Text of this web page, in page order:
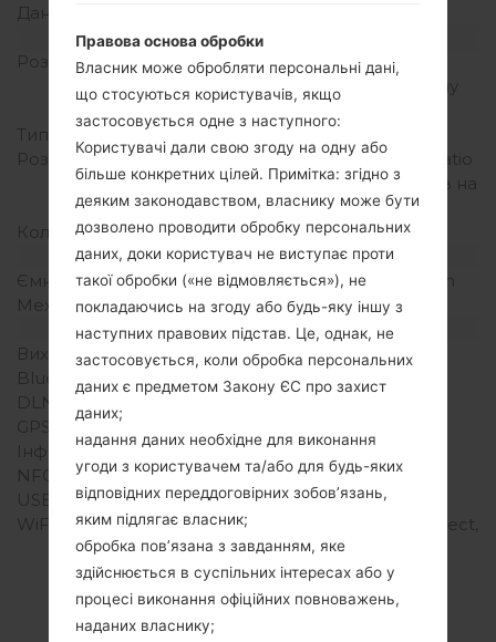
Дані
Дисплей
Розмір екрану
2.8 in, 23.3 cm2 (~36.3%
співвідношення екрану
до тіла)
Тип екрану
TFT сенсорний екран
Розширення екрану
320 x 480 пікселів 3:2 ratio
(~206 щільність пікселів на
дюйм)
Кольори екрану
256K кольорів
Акамулятор і клавіатура
Ємність акумулятора
Зємний Li-Ion 1500 mAh
Механічна клавіатура
QWERTY
Інтерфейси
Вихід для аудіо
3.5mm jack
Bluetooth
Версія 2.1, A2DP, EDR
DLNA
GPS
Інфрачервоний порт
Ні
NFC
Ні
USB
microUSB 2.0
WiFi
Wi-Fi802.11b/g, Wi-Fi Direct,
hotspot
Правова основа обробки
Власник може обробляти персональні дані,
що стосуються користувачів, якщо
застосовується одне з наступного:
Користувачі дали свою згоду на одну або
більше конкретних цілей. Примітка: згідно з
деяким законодавством, власнику може бути
дозволено проводити обробку персональних
даних, доки користувач не виступає проти
такої обробки («не відмовляється»), не
покладаючись на згоду або будь-яку іншу з
наступних правових підстав. Це, однак, не
застосовується, коли обробка персональних
даних є предметом Закону ЄС про захист
даних;
надання даних необхідне для виконання
угоди з користувачем та/або для будь-яких
відповідних переддоговірних зобов’язань,
яким підлягає власник;
обробка пов’язана з завданням, яке
здійснюється в суспільних інтересах або у
процесі виконання офіційних повноважень,
наданих власнику;